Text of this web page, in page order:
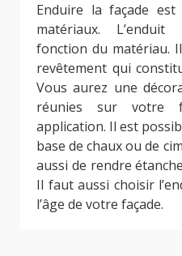
Enduire la façade
matériaux.
fonction du matériau.
revêtement qui
Vous aurez une
réunies sur votre
application. Il est
base de chaux ou de
aussi de rendre
Il faut aussi choisir
l’âge de votre façade.